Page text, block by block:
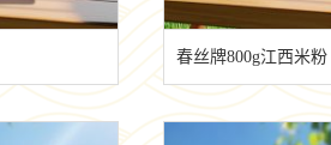
春丝牌800g江西米粉